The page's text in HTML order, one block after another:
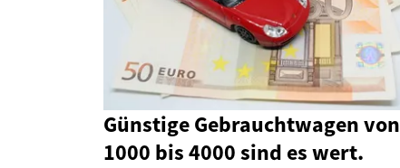
Günstige Gebrauchtwagen von
1000 bis 4000 sind es wert.